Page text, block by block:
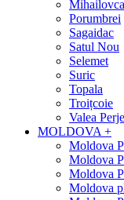
Mihailovca
Porumbrei
Sagaidac
Satul Nou
Selemet
Suric
Topala
Troițcoie
Valea
MOLDOVA +
Moldova
Moldova
Moldova
Moldova